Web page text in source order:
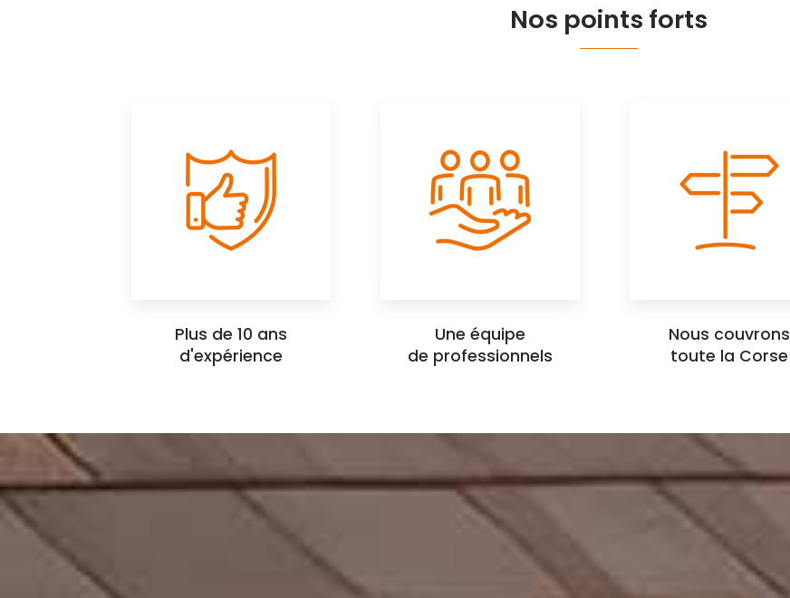
Nos points forts
Plus de 10 ans
d'expérience
Une équipe
de professionnels
Nous couvrons
toute la Corse